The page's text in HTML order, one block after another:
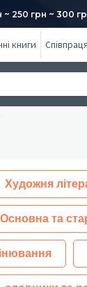
250 грн ~ 300
книги Співпраця
Художня
Основна та